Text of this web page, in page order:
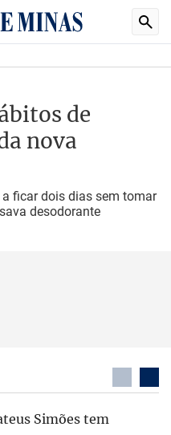
de
nova
ficar dois dias sem tomar
desodorante
Simões tem